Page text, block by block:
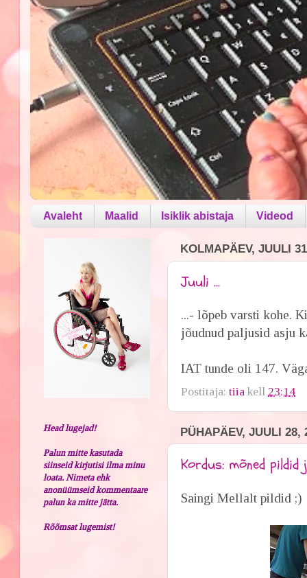
Avaleht Maalid Isiklik abistaja Videod
KOLMAPÄEV, JUULI
Juuli ...
...- lõpeb varsti kohe.
jõudnud paljusid asju
IAT tunde oli 147.
Postitaja:tiia kell 23:14
PÜHAPÄEV, JUULI 28,
Kordus: mõned
Saingi Mellalt pildid ;)
Head lugejad!
Palun mitte kasutada
siinseid kirjutisi ilma minu
loata. Nimeta ehk
anonüümseid kommentaare
palun ka mitte jätta.
Rõõmsat lugemist!